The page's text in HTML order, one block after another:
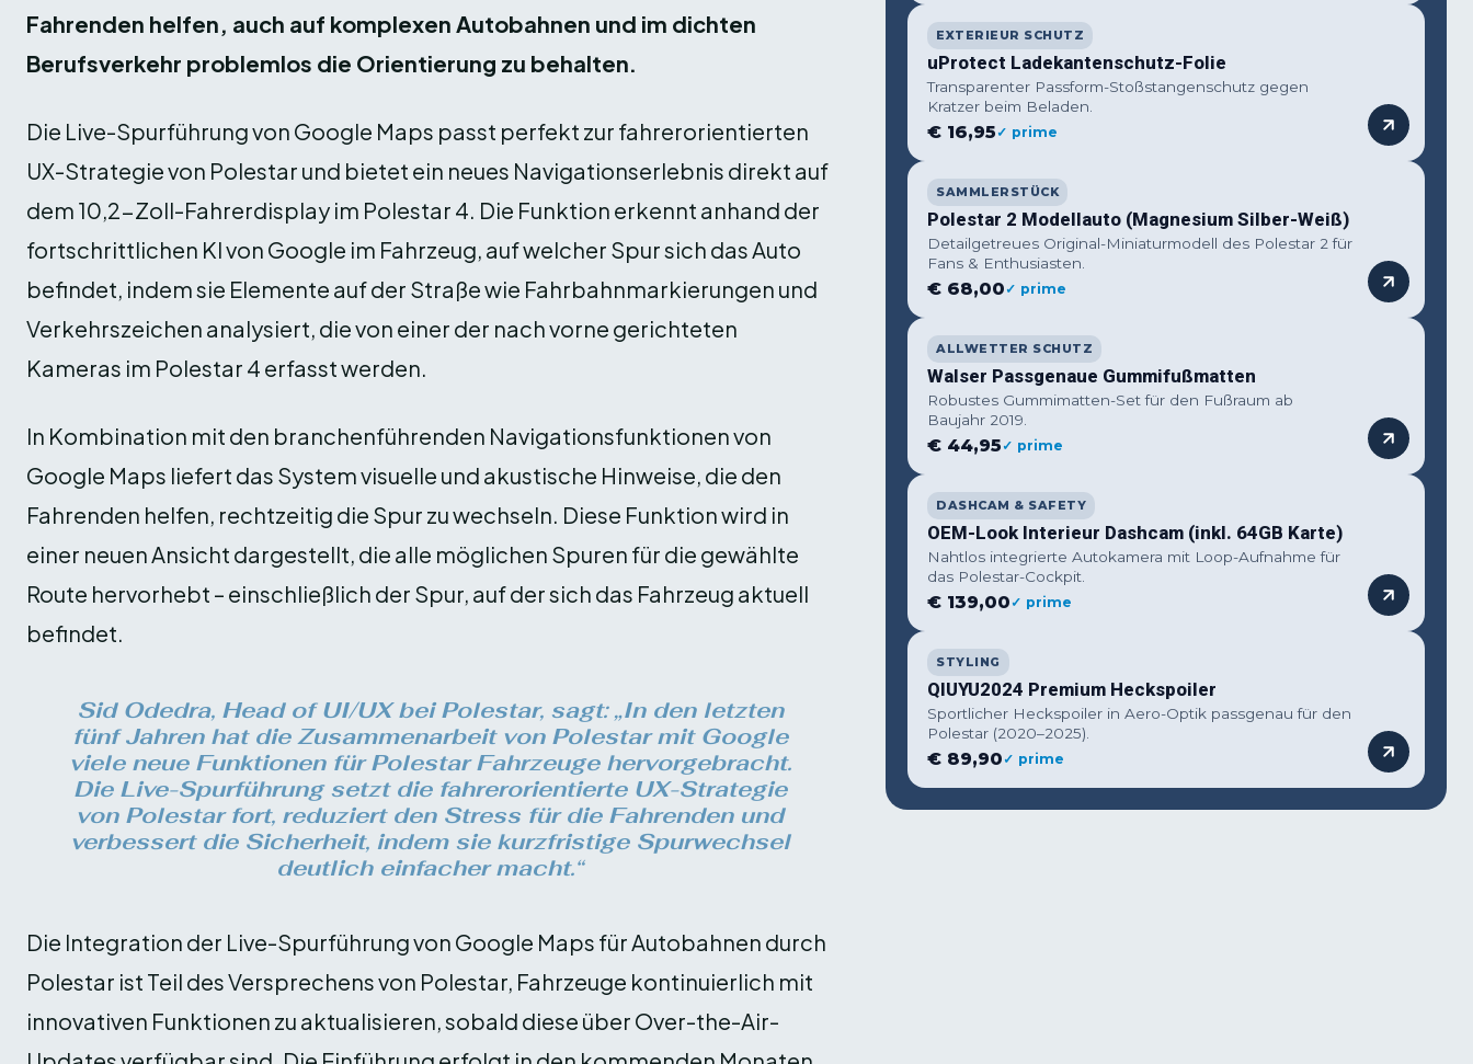
Fahrenden helfen, auch auf komplexen Autobahnen und im dichten
Berufsverkehr problemlos die Orientierung zu behalten.
Die Live-Spurführung von Google Maps passt perfekt zur fahrerorientierten
UX-Strategie von Polestar und bietet ein neues Navigationserlebnis direkt auf
dem 10,2-Zoll-Fahrerdisplay im Polestar 4. Die Funktion erkennt anhand der
fortschrittlichen KI von Google im Fahrzeug, auf welcher Spur sich das Auto
befindet, indem sie Elemente auf der Straße wie Fahrbahnmarkierungen und
Verkehrszeichen analysiert, die von einer der nach vorne gerichteten
Kameras im Polestar 4 erfasst werden.
In Kombination mit den branchenführenden Navigationsfunktionen von
Google Maps liefert das System visuelle und akustische Hinweise, die den
Fahrenden helfen, rechtzeitig die Spur zu wechseln. Diese Funktion wird in
einer neuen Ansicht dargestellt, die alle möglichen Spuren für die gewählte
Route hervorhebt – einschließlich der Spur, auf der sich das Fahrzeug aktuell
befindet.
Sid Odedra, Head of UI/UX bei Polestar, sagt: „In den letzten
fünf Jahren hat die Zusammenarbeit von Polestar mit Google
viele neue Funktionen für Polestar Fahrzeuge hervorgebracht.
Die Live-Spurführung setzt die fahrerorientierte UX-Strategie
von Polestar fort, reduziert den Stress für die Fahrenden und
verbessert die Sicherheit, indem sie kurzfristige Spurwechsel
deutlich einfacher macht.“
Die Integration der Live-Spurführung von Google Maps für Autobahnen durch
Polestar ist Teil des Versprechens von Polestar, Fahrzeuge kontinuierlich mit
innovativen Funktionen zu aktualisieren, sobald diese über Over-the-Air-
EXTERIEUR SCHUTZ
uProtect Ladekantenschutz-Folie
Transparenter Passform-Stoßstangenschutz gegen
Kratzer beim Beladen.
€ 16,95✓ prime
SAMMLERSTÜCK
Polestar 2 Modellauto (Magnesium Silber-Weiß)
Detailgetreues Original-Miniaturmodell des Polestar 2 für
Fans & Enthusiasten.
€ 68,00✓ prime
ALLWETTER SCHUTZ
Walser Passgenaue Gummifußmatten
Robustes Gummimatten-Set für den Fußraum ab
Baujahr 2019.
€ 44,95✓ prime
DASHCAM & SAFETY
OEM-Look Interieur Dashcam (inkl. 64GB Karte)
Nahtlos integrierte Autokamera mit Loop-Aufnahme für
das Polestar-Cockpit.
€ 139,00✓ prime
STYLING
QIUYU2024 Premium Heckspoiler
Sportlicher Heckspoiler in Aero-Optik passgenau für den
Polestar (2020–2025).
€ 89,90✓ prime